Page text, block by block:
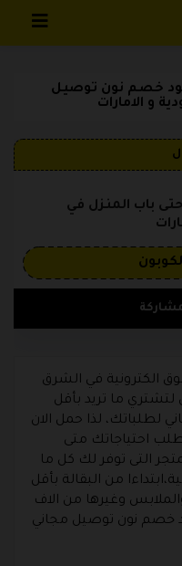
خصم نون توصيل
و الامارات
باب المنزل في
الكترونية في الشرق
ما تريد بأقل
لطلباتك، لذا حمل الان
احتياجاتك متى
التى توفر لك كل ما
من البقالة بأقل
والملابس وغيرها من الاف
خصم نون توصيل مجاني